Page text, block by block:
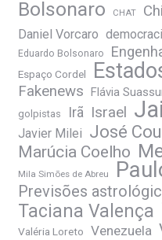
Bolsonaro CHAT
Daniel Vorcaro
Eduardo Bolsonaro
Espaço Cordel
Fakenews Flávia
golpistas Irã Israel
Javier Milei José
Marúcia Coelho
Mila Simões de Abreu
Previsões
Taciana Valença
Valéria Loreto Venezuela